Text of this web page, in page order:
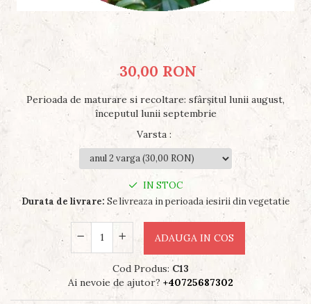
30,00 RON
Perioada de maturare si recoltare: sfârșitul lunii august,
începutul lunii septembrie
Varsta :
IN STOC
Durata de livrare: Se livreaza in perioada iesirii din vegetatie
ADAUGA IN COS
Cod Produs: C13
Ai nevoie de ajutor? +40725687302